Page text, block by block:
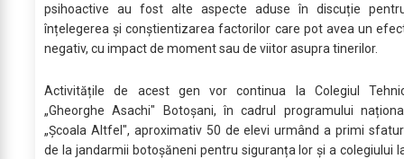
psihoactive au fost alte aspecte aduse în discuție
înțelegerea și conștientizarea factorilor care pot avea un
negativ, cu impact de moment sau de viitor asupra tinerilor.
Activitățile de acest gen vor continua la Colegiul
„Gheorghe Asachi" Botoșani, în cadrul programului
„Școala Altfel", aproximativ 50 de elevi urmând a primi
de la jandarmii botoșăneni pentru siguranța lor și a colegiului